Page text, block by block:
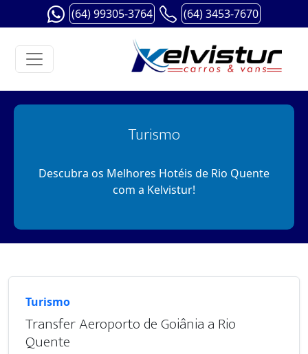
(64) 99305-3764 (64) 3453-7670
Turismo
Descubra os Melhores Hotéis de Rio Quente
com a Kelvistur!
Turismo
Transfer Aeroporto de Goiânia a Rio
Quente